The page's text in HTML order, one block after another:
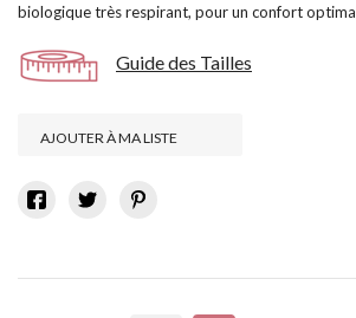
biologique très respirant, pour un confort
Guide des Tailles
AJOUTER À MA LISTE